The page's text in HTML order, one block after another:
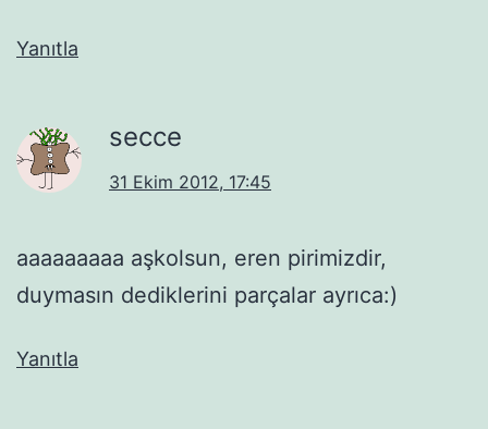
Yanıtla
secce
31 Ekim 2012, 17:45
aaaaaaaaa aşkolsun, eren pirimizdir,
duymasın dediklerini parçalar ayrıca:)
Yanıtla